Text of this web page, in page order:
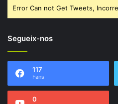
Error Can not Get Tweets,
Segueix-nos
117
Fans
0